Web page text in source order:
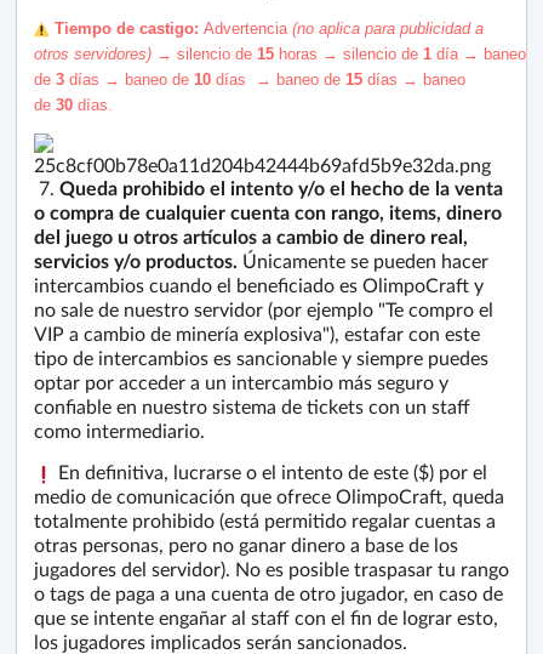
️ Tiempo de castigo:Advertencia(no aplica para publicidad a
otros servidores) → silencio de 15 horas → silencio de 1 día → baneo
de 3 días → baneo de 10 días → baneo de 15 días → baneo
de 30 días
7. Queda prohibido el intento y/o el hecho de la venta
o compra de cualquier cuenta con rango, items, dinero
del juego u otros artículos a cambio de dinero real,
servicios y/o productos. Únicamente se pueden hacer
intercambios cuando el beneficiado es OlimpoCraft y
no sale de nuestro servidor (por ejemplo "Te compro el
VIP a cambio de minería explosiva"), estafar con este
tipo de intercambios es sancionable y siempre puedes
optar por acceder a un intercambio más seguro y
confiable en nuestro sistema de tickets con un staff
como intermediario.
En definitiva, lucrarse o el intento de este ($) por el
medio de comunicación que ofrece OlimpoCraft, queda
totalmente prohibido (está permitido regalar cuentas a
otras personas, pero no ganar dinero a base de los
jugadores del servidor). No es posible traspasar tu rango
o tags de paga a una cuenta de otro jugador, en caso de
que se intente engañar al staff con el fin de lograr esto,
los jugadores implicados serán sancionados.